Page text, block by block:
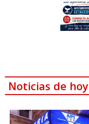
Noticias de hoy